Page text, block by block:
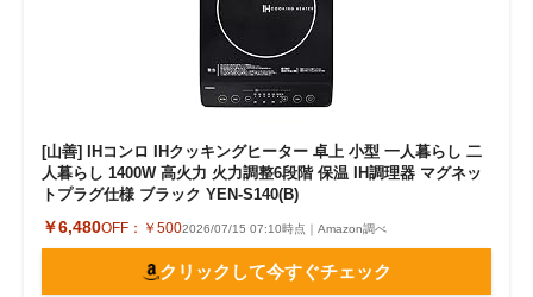
[山善] IHコンロ IHクッキングヒーター 卓上 小型 一人暮らし 二
人暮らし 1400W 高火力 火力調整6段階 保温 IH調理器 マグネッ
トプラグ仕様 ブラック YEN-S140(B)
￥6,480OFF： ￥5002026/07/15 07:10時点｜Amazon調べ
クリックして今すぐチェック